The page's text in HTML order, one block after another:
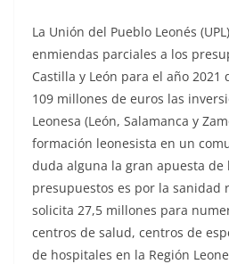
La Unión del Pueblo Leonés
enmiendas parciales a los
Castilla y León para el año
109 millones de euros las
Leonesa (León, Salamanca y
formación leonesista en un
duda alguna la gran apuesta de
presupuestos es por la sanidad
solicita 27,5 millones para
centros de salud, centros de
de hospitales en la Región